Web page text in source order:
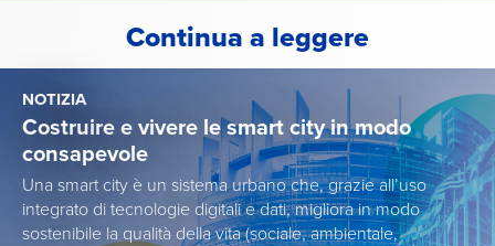
Continua a leggere
NOTIZIA
Costruire e vivere le smart city in modo
consapevole
Una smart city è un sistema urbano che, grazie all’uso
integrato di tecnologie digitali e dati, migliora in modo
sostenibile la qualità della vita (sociale, ambientale,